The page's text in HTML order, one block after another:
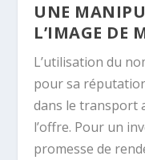
UNE
L’IMAGE DE
L’utilisation du
pour sa
dans le transport
l’offre. Pour un
promesse de